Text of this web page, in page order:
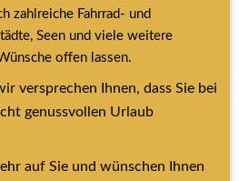
zahlreiche Fahrrad- und
Seen und viele weitere
offen lassen.
versprechen Ihnen, dass Sie bei
genussvollen Urlaub
auf Sie und wünschen Ihnen